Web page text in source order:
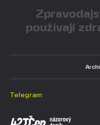
používají
Telegram